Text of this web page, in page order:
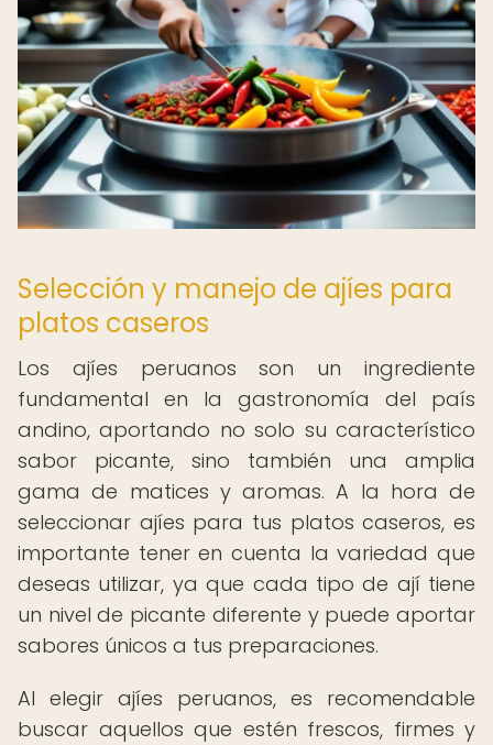
Selección y manejo de ajíes para
platos caseros
Los ajíes peruanos son un ingrediente
fundamental en la gastronomía del país
andino, aportando no solo su característico
sabor picante, sino también una amplia
gama de matices y aromas. A la hora de
seleccionar ajíes para tus platos caseros, es
importante tener en cuenta la variedad que
deseas utilizar, ya que cada tipo de ají tiene
un nivel de picante diferente y puede aportar
sabores únicos a tus preparaciones.
Al elegir ajíes peruanos, es recomendable
buscar aquellos que estén frescos, firmes y